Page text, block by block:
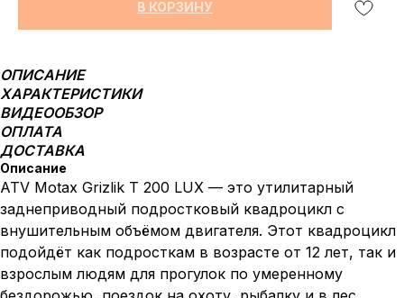
В КОРЗИНУ
ОПИСАНИЕ
ХАРАКТЕРИСТИКИ
ВИДЕООБЗОР
ОПЛАТА
ДОСТАВКА
Описание
ATV Motax Grizlik T 200 LUX — это утилитарный
заднеприводный подростковый квадроцикл с
внушительным объёмом двигателя. Этот квадроцикл
подойдёт как подросткам в возрасте от 12 лет, так и
взрослым людям для прогулок по умеренному